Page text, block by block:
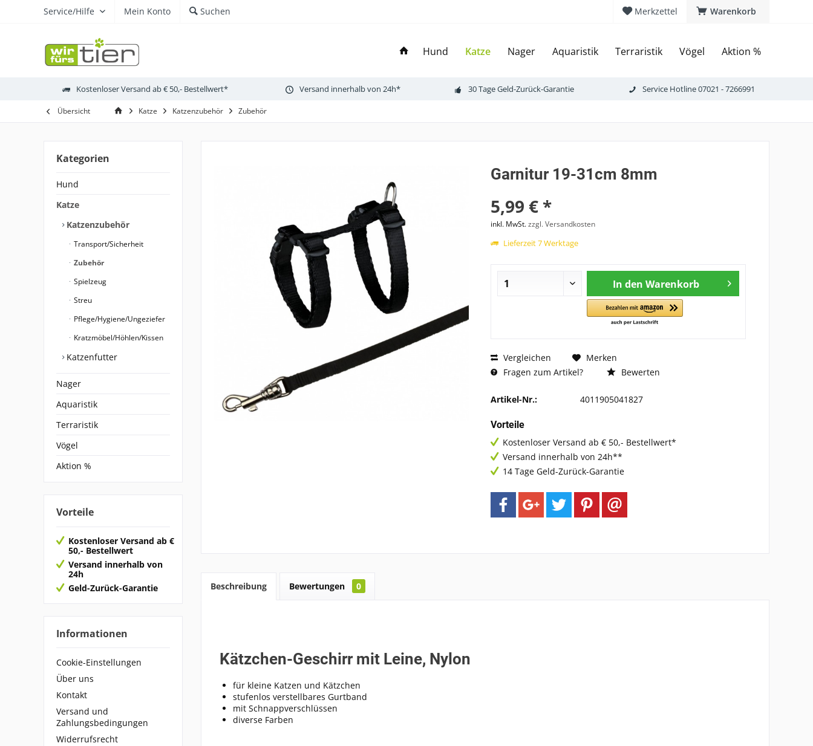
Warenkorb
Merkzettel
Service/Hilfe Mein Konto Suchen
Hund Katze Nager Aquaristik Terraristik Vögel Aktion %
Kostenloser Versand ab € 50,- Bestellwert* Versand innerhalb von 24h* 30 Tage Geld-Zurück-Garantie Service Hotline 07021 - 7266991
Übersicht Katze Katzenzubehör Zubehör
Kategorien
Hund
Katze
Katzenzubehör
Transport/Sicherheit
Zubehör
Spielzeug
Streu
Pflege/Hygiene/Ungeziefer
Kratzmöbel/Höhlen/Kissen
Katzenfutter
Nager
Aquaristik
Terraristik
Vögel
Aktion %
Vorteile
Kostenloser Versand ab €
50,- Bestellwert
Versand innerhalb von
24h
Geld-Zurück-Garantie
Informationen
Cookie-Einstellungen
Über uns
Kontakt
Versand und
Zahlungsbedingungen
Widerrufsrecht
Garnitur 19-31cm 8mm
5,99 € *
inkl. MwSt.zzgl. Versandkosten
Lieferzeit 7 Werktage
In den Warenkorb
Vergleichen
Merken
Fragen zum Artikel?
Bewerten
Artikel-Nr.: 4011905041827
Vorteile
Kostenloser Versand ab € 50,- Bestellwert*
Versand innerhalb von 24h**
14 Tage Geld-Zurück-Garantie
Beschreibung Bewertungen 0
Kätzchen-Geschirr mit Leine, Nylon
für kleine Katzen und Kätzchen
stufenlos verstellbares Gurtband
mit Schnappverschlüssen
diverse Farben